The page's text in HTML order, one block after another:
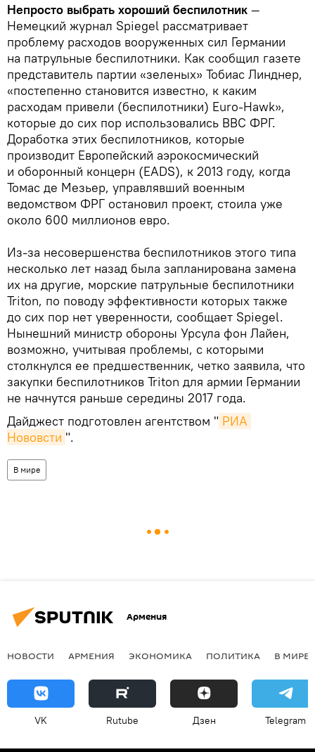
Непросто выбрать хороший беспилотник —
Немецкий журнал Spiegel рассматривает
проблему расходов вооруженных сил Германии
на патрульные беспилотники. Как сообщил газете
представитель партии «зеленых» Тобиас Линднер,
«постепенно становится известно, к каким
расходам привели (беспилотники) Euro-Hawk»,
которые до сих пор использовались ВВС ФРГ.
Доработка этих беспилотников, которые
производит Европейский аэрокосмический
и оборонный концерн (EADS), к 2013 году, когда
Томас де Мезьер, управлявший военным
ведомством ФРГ остановил проект, стоила уже
около 600 миллионов евро.
Из-за несовершенства беспилотников этого типа
несколько лет назад была запланирована замена
их на другие, морские патрульные беспилотники
Triton, по поводу эффективности которых также
до сих пор нет уверенности, сообщает Spiegel.
Нынешний министр обороны Урсула фон Лайен,
возможно, учитывая проблемы, с которыми
столкнулся ее предшественник, четко заявила, что
закупки беспилотников Triton для армии Германии
не начнутся раньше середины 2017 года.
Дайджест подготовлен агентством " РИА
Нововсти ".
В мире
Армения
НОВОСТИ АРМЕНИЯ ЭКОНОМИКА ПОЛИТИКА В МИРЕ
VK Rutube Дзен Telegram